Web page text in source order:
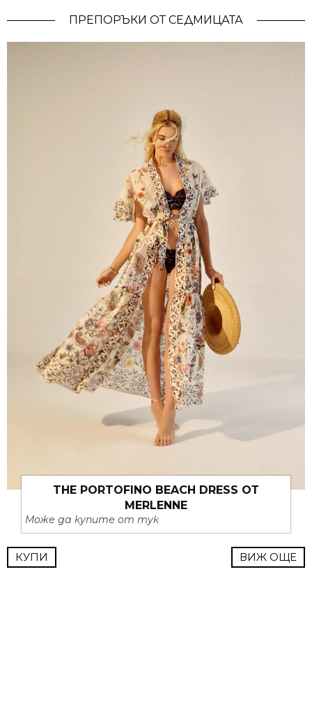
ПРЕПОРЪКИ ОТ СЕДМИЦАТА
THE PORTOFINO BEACH DRESS ОТ
MERLENNE
Може да купите от тук
КУПИ ВИЖ ОЩЕ